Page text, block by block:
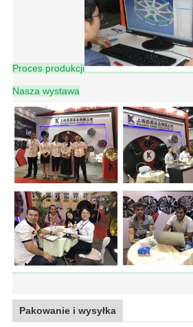
Proces produkcji
Nasza wystawa
Pakowanie i wysyłka